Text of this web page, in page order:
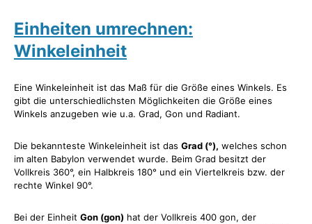
Einheiten umrechnen:
Winkeleinheit
Eine Winkeleinheit ist das Maß für die Größe eines Winkels. Es
gibt die unterschiedlichsten Möglichkeiten die Größe eines
Winkels anzugeben wie u.a. Grad, Gon und Radiant.
Die bekannteste Winkeleinheit ist das Grad (°), welches schon
im alten Babylon verwendet wurde. Beim Grad besitzt der
Vollkreis 360°, ein Halbkreis 180° und ein Viertelkreis bzw. der
rechte Winkel 90°.
Bei der Einheit Gon (gon) hat der Vollkreis 400 gon, der